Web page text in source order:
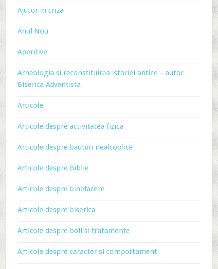
Ajutor in criza
Anul Nou
Aperitive
Arheologia si reconstituirea istoriei antice – autor
Biserica Adventista
Articole
Articole despre activitatea fizica
Articole despre bauturi nealcoolice
Articole despre Biblie
Articole despre binefacere
Articole despre biserica
Articole despre boli si tratamente
Articole despre caracter si comportament